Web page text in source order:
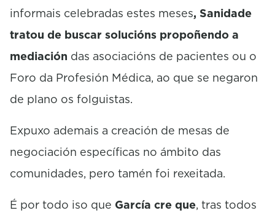
informais celebradas estes meses, Sanidade
tratou de buscar solucións propoñendo a
mediación das asociacións de pacientes ou o
Foro da Profesión Médica, ao que se negaron
de plano os folguistas.
Expuxo ademais a creación de mesas de
negociación específicas no ámbito das
comunidades, pero tamén foi rexeitada.
É por todo iso que García cre que, tras todos